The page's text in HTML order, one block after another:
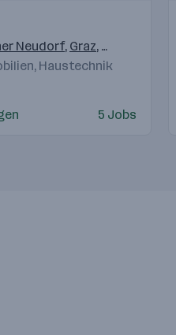
Neudorf, Graz, Klagenfurt
Haustechnik
5 Jobs